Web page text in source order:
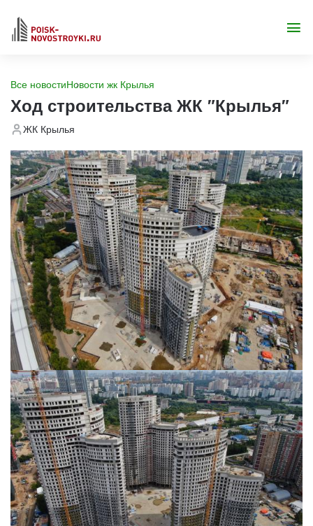
Все новостиНовости жк Крылья
Ход строительства ЖК "Крылья"
ЖК Крылья